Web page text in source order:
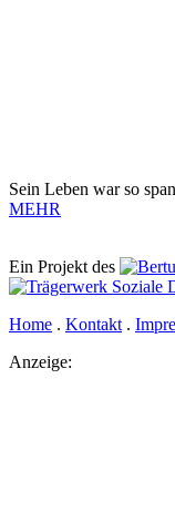
Sein Leben war so
MEHR
Ein Projekt des
Home . Kontakt .
Anzeige: